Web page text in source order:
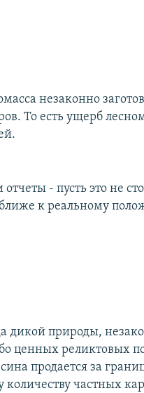
незаконно
То есть ущерб
- пусть это не
к реальному
дикой природы,
ценных реликтовых
продается за
частных